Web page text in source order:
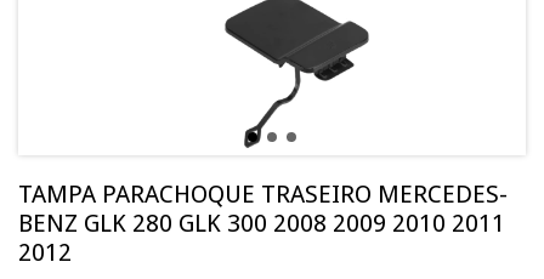
TAMPA PARACHOQUE TRASEIRO MERCEDES-
BENZ GLK 280 GLK 300 2008 2009 2010 2011
2012